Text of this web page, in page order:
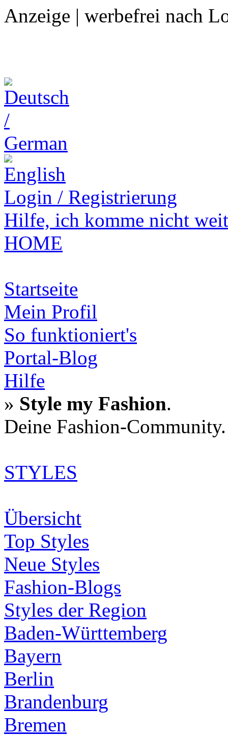
Anzeige | werbefrei nach
Login / Registrierung
Hilfe, ich komme nicht
HOME
Startseite
Mein Profil
So funktioniert's
Portal-Blog
Hilfe
» Style my Fashion.
Deine Fashion-
STYLES
Übersicht
Top Styles
Neue Styles
Fashion-Blogs
Styles der Region
Baden-Württemberg
Bayern
Berlin
Brandenburg
Bremen